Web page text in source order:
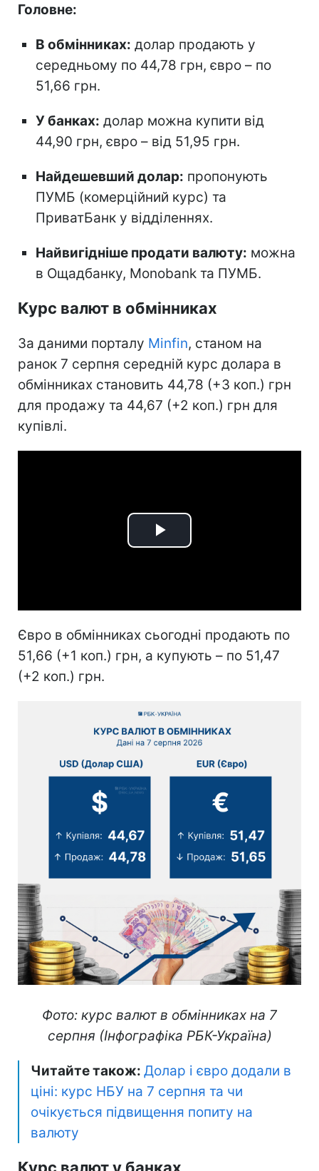
Головне:
В обмінниках: долар продають у
середньому по 44,78 грн, євро – по
51,66 грн.
У банках: долар можна купити від
44,90 грн, євро – від 51,95 грн.
Найдешевший долар: пропонують
ПУМБ (комерційний курс) та
ПриватБанк у відділеннях.
Найвигідніше продати валюту: можна
в Ощадбанку, Monobank та ПУМБ.
Курс валют в обмінниках
За даними порталу Minfin, станом на
ранок 7 серпня середній курс долара в
обмінниках становить 44,78 (+3 коп.) грн
для продажу та 44,67 (+2 коп.) грн для
купівлі.
Play
Євро в обмінниках сьогодні продають по
51,66 (+1 коп.) грн, а купують – по 51,47
(+2 коп.) грн.
Фото: курс валют в обмінниках на 7
серпня (Інфографіка РБК-Україна)
Читайте також: Долар і євро додали в
ціні: курс НБУ на 7 серпня та чи
очікується підвищення попиту на
валюту
Курс валют у банках